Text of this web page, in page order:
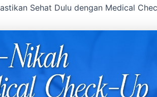
Sehat Dulu dengan Medical